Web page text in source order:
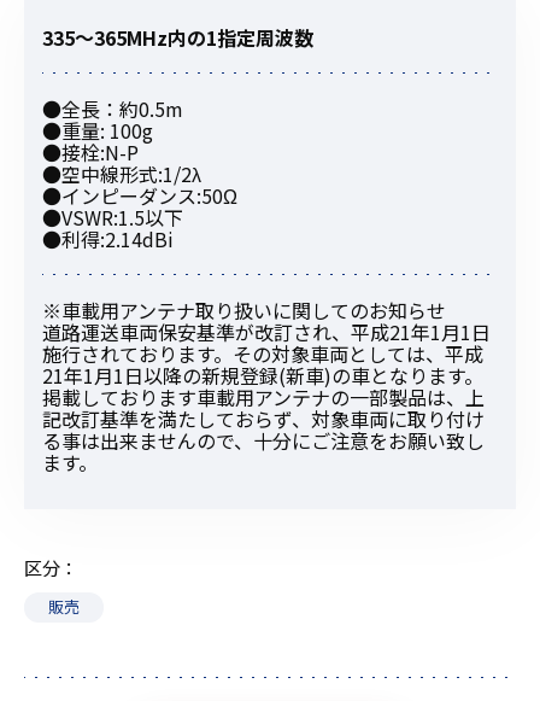
335〜365MHz内の1指定周波数
●全長：約0.5m
●重量: 100g
●接栓:N-P
●空中線形式:1/2λ
●インピーダンス:50Ω
●VSWR:1.5以下
●利得:2.14dBi
※車載用アンテナ取り扱いに関してのお知らせ
道路運送車両保安基準が改訂され、平成21年1月1日
施行されております。その対象車両としては、平成
21年1月1日以降の新規登録(新車)の車となります。
掲載しております車載用アンテナの一部製品は、上
記改訂基準を満たしておらず、対象車両に取り付け
る事は出来ませんので、十分にご注意をお願い致し
ます。
区分
販売